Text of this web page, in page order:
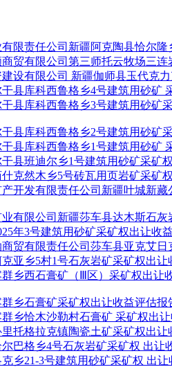
限责任公司新疆阿克陶县恰尔
贸有限公司第三师托云牧场三连
设有限公司 新疆伽师县玉代克
县库科西鲁格乡4号建筑用砂矿
县库科西鲁格乡3号建筑用砂矿
县库科西鲁格乡2号建筑用砂矿
县库科西鲁格乡1号建筑用砂矿
县班迪尔乡1号建筑用砂矿采矿权
克然木乡5号砖瓦用页岩矿采矿权
开发有限责任公司新疆叶城新藏
有限公司新疆莎车县达木斯石灰
年3号建筑用砂矿采矿权出让收
贸有限责任公司莎车县亚克艾
亚乡5村1号石灰岩矿采矿权出让
乡西石膏矿（Ⅲ区）采矿权出让
乡石膏矿采矿权出让收益评估报
乡恰木沙勒村石膏矿 采矿权出
托格拉克镇陶瓷土矿采矿权出让
巴格乡4号石灰岩矿采矿权 出让
乡21-3号建筑用砂矿采矿权 出让